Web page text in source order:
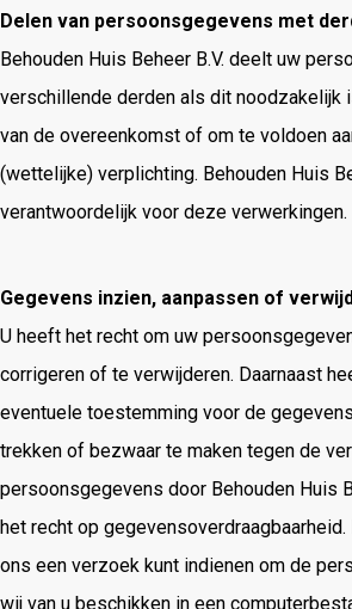
Delen van persoonsgegevens met
Behouden Huis Beheer B.V. deelt uw
verschillende derden als dit noodzakelijk
van de overeenkomst of om te voldoen
(wettelijke) verplichting. Behouden Huis
verantwoordelijk voor deze verwerkingen.
Gegevens inzien, aanpassen of
U heeft het recht om uw
corrigeren of te verwijderen. Daarnaast
eventuele toestemming voor de
trekken of bezwaar te maken tegen de
persoonsgegevens door Behouden Huis
het recht op
ons een verzoek kunt indienen om de
wij van u beschikken in een